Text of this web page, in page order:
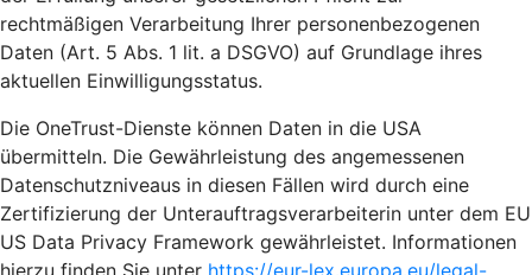
rechtmäßigen Verarbeitung Ihrer personenbezogenen
Daten (Art. 5 Abs. 1 lit. a DSGVO) auf Grundlage ihres
aktuellen Einwilligungsstatus.
Die OneTrust-Dienste können Daten in die USA
übermitteln. Die Gewährleistung des angemessenen
Datenschutzniveaus in diesen Fällen wird durch eine
Zertifizierung der Unterauftragsverarbeiterin unter dem EU
US Data Privacy Framework gewährleistet. Informationen
hierzu finden Sie unter https://eur-lex.europa.eu/legal-